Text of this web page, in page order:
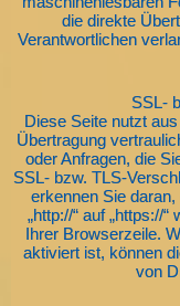
die direkte
Verantwortlichen
SSL-
Diese Seite nutzt
Übertragung
oder Anfragen, die
SSL- bzw. TLS-
erkennen Sie
„http://“ auf „https://
Ihrer Browserzeile.
aktiviert ist, können
von